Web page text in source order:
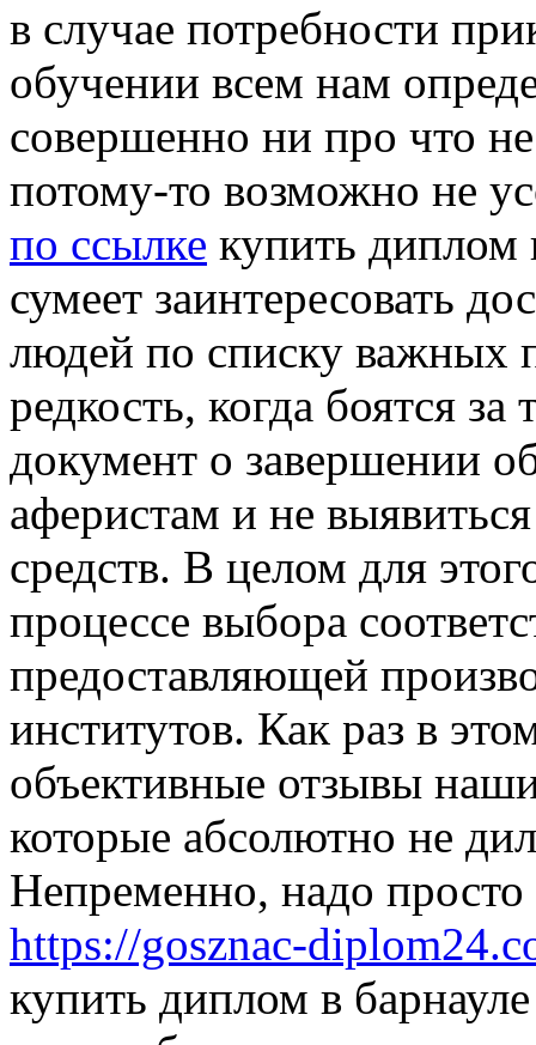
в случae потребности
обучении всем нам
совершенно ни про что
потому-то возможно не
по ссылке купить диплом
сумеет заинтересовать
людей по списку важных
редкость, когда боятся
документ о завершении
аферистам и не
средств. В целом для
процессе выбора
предоставляющей
институтов. Как раз в
объективные отзывы
которые абсолютно не
Непременно, надо
https://gosznac-
купить диплом в